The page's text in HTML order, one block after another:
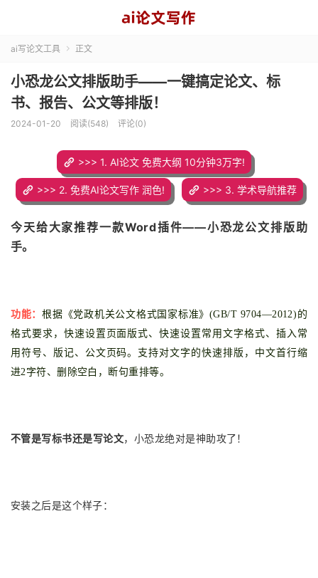
ai写论文工具  正文
小恐龙公文排版助手——一键搞定论文、标
书、报告、公文等排版！
2024-01-20 阅读(548) 评论(0)
>>> 1. AI论文 免费大纲 10分钟3万字!
>>> 2. 免费AI论文写作 润色! >>> 3. 学术导航推荐
今天给大家推荐一款Word插件——小恐龙公文排版助
手。
功能：根据《党政机关公文格式国家标准》(GB/T 9704—2012)的
格式要求，快速设置页面版式、快速设置常用文字格式、插入常
用符号、版记、公文页码。支持对文字的快速排版，中文首行缩
进2字符、删除空白，断句重排等。
不管是写标书还是写论文，小恐龙绝对是神助攻了！
安装之后是这个样子：